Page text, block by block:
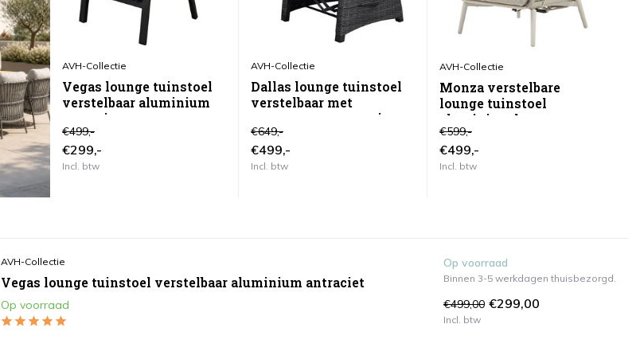
AVH-Collectie
Vegas lounge tuinstoel
verstelbaar aluminium
antraciet
€499,-
€299,-
Incl. btw
AVH-Collectie
Dallas lounge tuinstoel
verstelbaar met
voetensteun antraciet
€649,-
€499,-
Incl. btw
AVH-Collectie
Monza verstelbare
lounge tuinstoel
aluminium latte
€599,-
€499,-
Incl. btw
AVH-Collectie
Vegas lounge tuinstoel verstelbaar aluminium antraciet
Op voorraad
Op voorraad
Binnen 3-5 werkdagen thuisbezorgd.
€499,00 €299,00
Incl. btw